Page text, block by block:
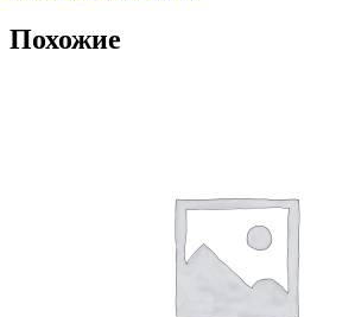
Похожие